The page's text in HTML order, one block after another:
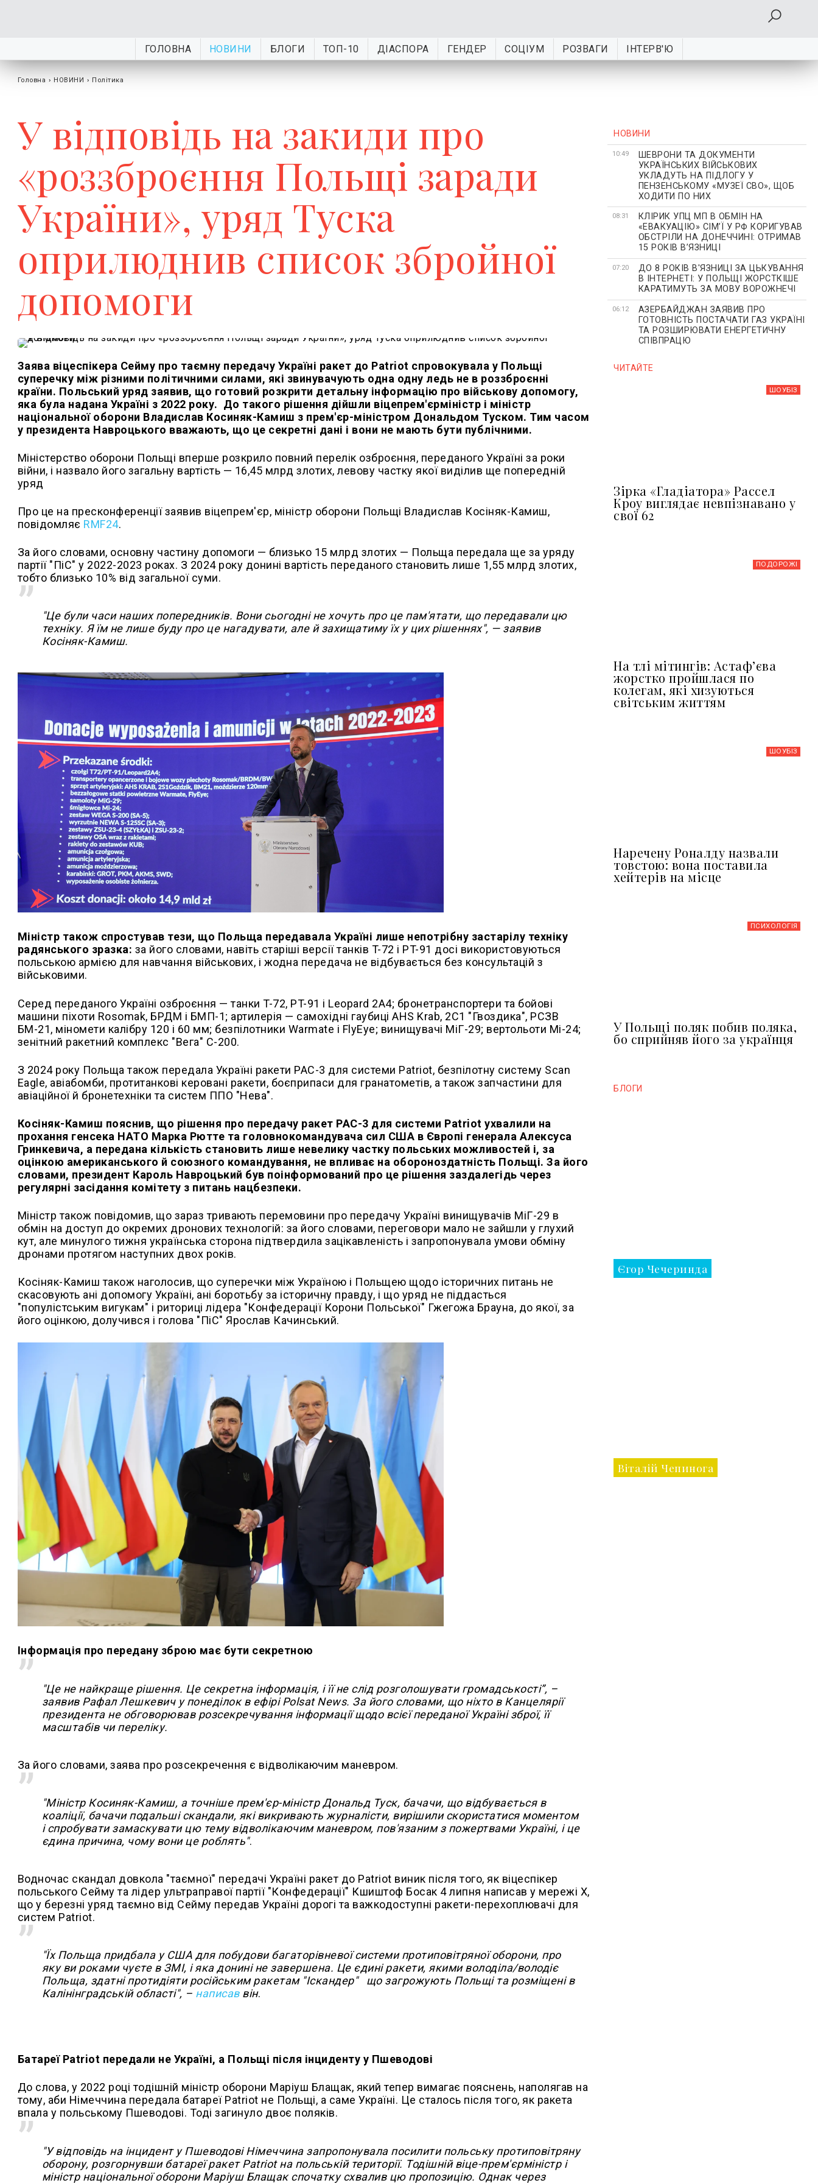
ГОЛОВНА НОВИНИ БЛОГИ ТОП-10 ДІАСПОРА ГЕНДЕР СОЦІУМ РОЗВАГИ ІНТЕРВ'Ю
Головна › НОВИНИ › Політика
У відповідь на закиди про
«роззброєння Польщі заради
України», уряд Туска
оприлюднив список збройної
допомоги
Заява віцеспікера Сейму про таємну передачу Україні ракет до Patriot спровокувала у Польщі
суперечку між різними політичними силами, які звинувачують одна одну ледь не в роззброєнні
країни. Польський уряд заявив, що готовий розкрити детальну інформацію про військову допомогу,
яка була надана Україні з 2022 року. До такого рішення дійшли віцепрем'єрміністр і міністр
національної оборони Владислав Косиняк-Камиш з прем'єр-міністром Дональдом Туском. Тим часом
у президента Навроцького вважають, що це секретні дані і вони не мають бути публічними.
Міністерство оборони Польщі вперше розкрило повний перелік озброєння, переданого Україні за роки
війни, і назвало його загальну вартість — 16,45 млрд злотих, левову частку якої виділив ще попередній
уряд
Про це на пресконференції заявив віцепрем'єр, міністр оборони Польщі Владислав Косіняк-Камиш,
повідомляє RMF24.
За його словами, основну частину допомоги — близько 15 млрд злотих — Польща передала ще за уряду
партії "ПіС" у 2022-2023 роках. З 2024 року донині вартість переданого становить лише 1,55 млрд злотих,
тобто близько 10% від загальної суми.
"Це були часи наших попередників. Вони сьогодні не хочуть про це пам'ятати, що передавали цю
техніку. Я їм не лише буду про це нагадувати, але й захищатиму їх у цих рішеннях", — заявив
Косіняк-Камиш.
Міністр також спростував тези, що Польща передавала Україні лише непотрібну застарілу техніку
радянського зразка: за його словами, навіть старіші версії танків T-72 і PT-91 досі використовуються
польською армією для навчання військових, і жодна передача не відбувається без консультацій з
військовими.
Серед переданого Україні озброєння — танки T-72, PT-91 і Leopard 2A4; бронетранспортери та бойові
машини піхоти Rosomak, БРДМ і БМП-1; артилерія — самохідні гаубиці AHS Krab, 2С1 "Гвоздика", РСЗВ
БМ-21, міномети калібру 120 і 60 мм; безпілотники Warmate і FlyEye; винищувачі МіГ-29; вертольоти Мі-24;
зенітний ракетний комплекс "Вега" С-200.
З 2024 року Польща також передала Україні ракети PAC-3 для системи Patriot, безпілотну систему Scan
Eagle, авіабомби, протитанкові керовані ракети, боєприпаси для гранатометів, а також запчастини для
авіаційної й бронетехніки та систем ППО "Нева".
Косіняк-Камиш пояснив, що рішення про передачу ракет PAC-3 для системи Patriot ухвалили на
прохання генсека НАТО Марка Рютте та головнокомандувача сил США в Європі генерала Алексуса
Гринкевича, а передана кількість становить лише невелику частку польських можливостей і, за
оцінкою американського й союзного командування, не впливає на обороноздатність Польщі. За його
словами, президент Кароль Навроцький був поінформований про це рішення заздалегідь через
регулярні засідання комітету з питань нацбезпеки.
Міністр також повідомив, що зараз тривають перемовини про передачу Україні винищувачів МіГ-29 в
обмін на доступ до окремих дронових технологій: за його словами, переговори мало не зайшли у глухий
кут, але минулого тижня українська сторона підтвердила зацікавленість і запропонувала умови обміну
дронами протягом наступних двох років.
Косіняк-Камиш також наголосив, що суперечки між Україною і Польщею щодо історичних питань не
скасовують ані допомогу Україні, ані боротьбу за історичну правду, і що уряд не піддасться
"популістським вигукам" і риториці лідера "Конфедерації Корони Польської" Гжегожа Брауна, до якої, за
його оцінкою, долучився і голова "ПіС" Ярослав Качинський.
Інформація про передану зброю має бути секретною
"Це не найкраще рішення. Це секретна інформація, і її не слід розголошувати громадськості”, –
заявив Рафал Лешкевич у понеділок в ефірі Polsat News. За його словами, що ніхто в Канцелярії
президента не обговорював розсекречування інформації щодо всієї переданої Україні зброї, її
масштабів чи переліку.
За його словами, заява про розсекречення є відволікаючим маневром.
"Міністр Косиняк-Камиш, а точніше прем'єр-міністр Дональд Туск, бачачи, що відбувається в
коаліції, бачачи подальші скандали, які викривають журналісти, вирішили скористатися моментом
і спробувати замаскувати цю тему відволікаючим маневром, пов'язаним з пожертвами Україні, і це
єдина причина, чому вони це роблять".
Водночас скандал довкола "таємної" передачі Україні ракет до Patriot виник після того, як віцеспікер
польського Сейму та лідер ультраправої партії "Конфедерації" Кшиштоф Босак 4 липня написав у мережі X,
що у березні уряд таємно від Сейму передав Україні дорогі та важкодоступні ракети-перехоплювачі для
систем Patriot.
"Їх Польща придбала у США для побудови багаторівневої системи протиповітряної оборони, про
яку ви роками чуєте в ЗМІ, і яка донині не завершена. Це єдині ракети, якими володіла/володіє
Польща, здатні протидіяти російським ракетам "Іскандер" що загрожують Польщі та розміщені в
Калінінградській області", – написаввін.
Батареї Patriot передали не Україні, а Польщі після інциденту у Пшеводові
До слова, у 2022 році тодішній міністр оборони Маріуш Блащак, який тепер вимагає пояснень, наполягав на
тому, аби Німеччина передала батареї Patriot не Польщі, а саме Україні. Це сталось після того, як ракета
впала у польському Пшеводові. Тоді загинуло двоє поляків.
"У відповідь на інцидент у Пшеводові Німеччина запропонувала посилити польську протиповітряну
оборону, розгорнувши батареї ракет Patriot на польській території. Тодішній віце-прем'єрміністр і
міністр національної оборони Маріуш Блащак спочатку схвалив цю пропозицію. Однак через
НОВИНИ
10:49
ШЕВРОНИ ТА ДОКУМЕНТИ
УКРАЇНСЬКИХ ВІЙСЬКОВИХ
УКЛАДУТЬ НА ПІДЛОГУ У
ПЕНЗЕНСЬКОМУ «МУЗЕЇ СВО», ЩОБ
ХОДИТИ ПО НИХ
08:31
КЛІРИК УПЦ МП В ОБМІН НА
«ЕВАКУАЦІЮ» СІМʼЇ У РФ КОРИГУВАВ
ОБСТРІЛИ НА ДОНЕЧЧИНІ: ОТРИМАВ
15 РОКІВ ВʼЯЗНИЦІ
07:20
ДО 8 РОКІВ В'ЯЗНИЦІ ЗА ЦЬКУВАННЯ
В ІНТЕРНЕТІ: У ПОЛЬЩІ ЖОРСТКІШЕ
КАРАТИМУТЬ ЗА МОВУ ВОРОЖНЕЧІ
06:12
АЗЕРБАЙДЖАН ЗАЯВИВ ПРО
ГОТОВНІСТЬ ПОСТАЧАТИ ГАЗ УКРАЇНІ
ТА РОЗШИРЮВАТИ ЕНЕРГЕТИЧНУ
СПІВПРАЦЮ
ЧИТАЙТЕ
ШОУБIЗ
Зірка «Гладіатора» Рассел
Кроу виглядає невпізнавано у
свої 62
ПОДОРОЖІ
На тлі мітингів: Астафʼєва
жорстко пройшлася по
колегам, які хизуються
світським життям
ШОУБIЗ
Наречену Роналду назвали
товстою: вона поставила
хейтерів на місце
ПСИХОЛОГІЯ
У Польщі поляк побив поляка,
бо сприйняв його за українця
БЛОГИ
Єгор Чечеринда
Віталій Чепинога